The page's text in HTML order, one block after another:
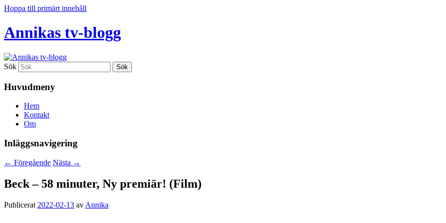
Hoppa till primärt innehåll
Annikas tv-blogg
Sök
Huvudmeny
Hem
Kontakt
Om
Inläggsnavigering
← Föregående Nästa →
Beck – 58 minuter, Ny premiär! (Film)
Publicerat 2022-02-13 av Annika